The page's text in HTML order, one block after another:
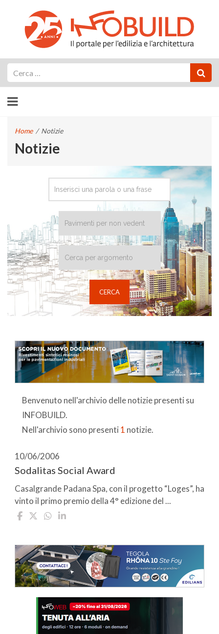
Home / Notizie
Notizie
Benvenuto nell'archivio delle notizie presenti su
INFOBUILD.
Nell'archivio sono presenti 1 notizie.
10/06/2006
Sodalitas Social Award
Casalgrande Padana Spa, con il progetto “Loges”, ha
vinto il primo premio della 4° edizione del ...